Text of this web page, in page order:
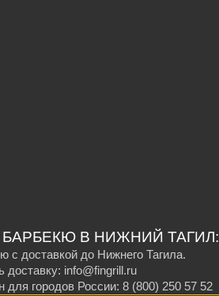
БАРБЕКЮ В НИЖНИЙ ТАГИЛ:
с доставкой до Нижнего Тагила.
доставку: info@fingrill.ru
городов России: 8 (800) 250 57 52